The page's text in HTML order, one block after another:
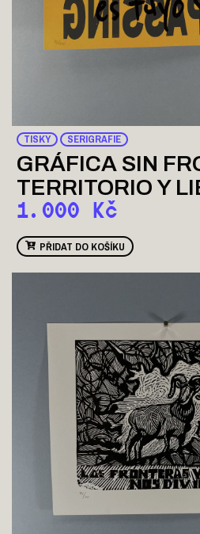
TISKY SERIGRAFIE
GRÁFICA SIN
TERRITORIO Y
1.000 Kč
PŘIDAT DO KOŠÍKU